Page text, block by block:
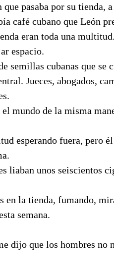
pasaba por su tienda,
café cubano que León
eran toda una
espacio.
semillas cubanas que
Jueces, abogados,
mundo de la misma
esperando fuera, pero
liaban unos seiscientos
en la tienda, fumando,
semana.
dijo que los hombres no